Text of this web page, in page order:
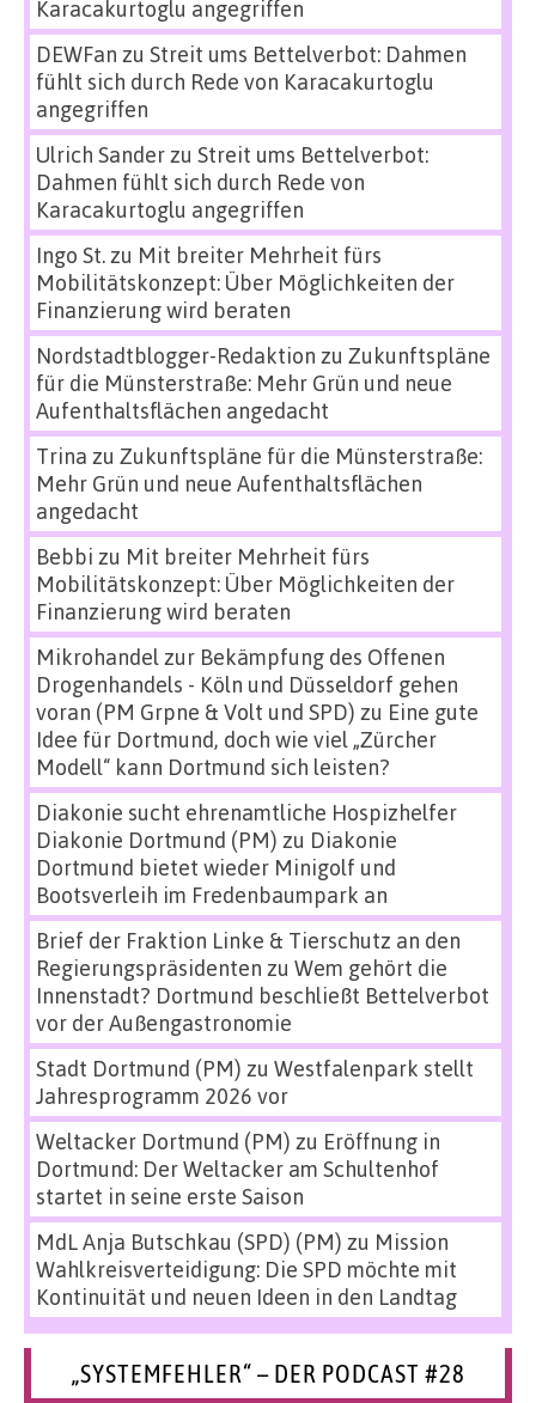
Karacakurtoglu angegriffen
DEWFan zu Streit ums Bettelverbot: Dahmen
fühlt sich durch Rede von Karacakurtoglu
angegriffen
Ulrich Sanderzu Streit ums Bettelverbot:
Dahmen fühlt sich durch Rede von
Karacakurtoglu angegriffen
Ingo St.zu Mit breiter Mehrheit fürs
Mobilitätskonzept: Über Möglichkeiten der
Finanzierung wird beraten
Nordstadtblogger-Redaktion zu Zukunftspläne
für die Münsterstraße: Mehr Grün und neue
Aufenthaltsflächen angedacht
Trina zu Zukunftspläne für die Münsterstraße:
Mehr Grün und neue Aufenthaltsflächen
angedacht
Bebbi zu Mit breiter Mehrheit fürs
Mobilitätskonzept: Über Möglichkeiten der
Finanzierung wird beraten
Mikrohandel zur Bekämpfung des Offenen
Drogenhandels - Köln und Düsseldorf gehen
voran (PM Grpne & Volt und SPD) zu Eine gute
Idee für Dortmund, doch wie viel „Zürcher
Modell“ kann Dortmund sich leisten?
Diakonie sucht ehrenamtliche Hospizhelfer
Diakonie Dortmund (PM) zu Diakonie
Dortmund bietet wieder Minigolf und
Bootsverleih im Fredenbaumpark an
Brief der Fraktion Linke & Tierschutz an den
Regierungspräsidenten zu Wem gehört die
Innenstadt? Dortmund beschließt Bettelverbot
vor der Außengastronomie
Stadt Dortmund (PM) zu Westfalenpark stellt
Jahresprogramm 2026 vor
Weltacker Dortmund (PM) zu Eröffnung in
Dortmund: Der Weltacker am Schultenhof
startet in seine erste Saison
MdL Anja Butschkau (SPD) (PM) zu Mission
Wahlkreisverteidigung: Die SPD möchte mit
Kontinuität und neuen Ideen in den Landtag
„SYSTEMFEHLER“ – DER PODCAST #28